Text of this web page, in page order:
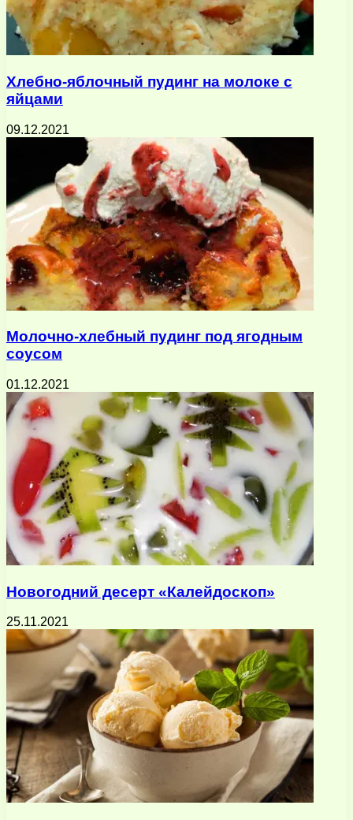
Хлебно-яблочный пудинг на молоке с
яйцами
09.12.2021
Молочно-хлебный пудинг под ягодным
соусом
01.12.2021
Новогодний десерт «Калейдоскоп»
25.11.2021